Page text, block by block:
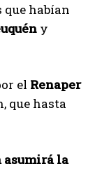
habían
y
el Renaper
que hasta
la